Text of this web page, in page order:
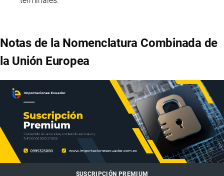
Notas de la Nomenclatura Combinada de
la Unión Europea
SUSCRIPCIÓN PREMIUM